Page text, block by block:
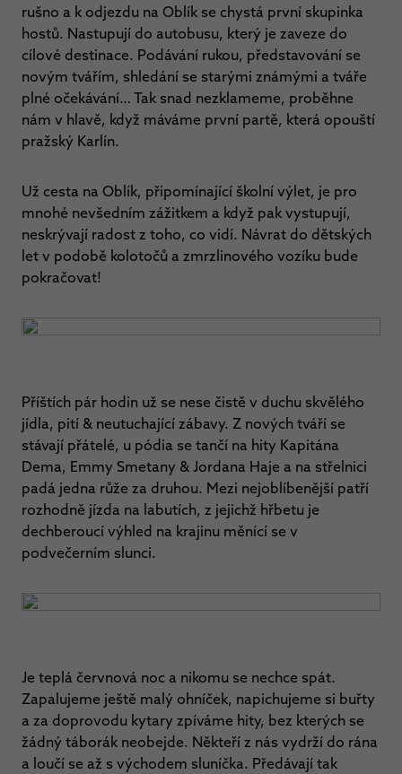
rušno a k odjezdu na Oblík se chystá první skupinka
hostů. Nastupují do autobusu, který je zaveze do
cílové destinace. Podávání rukou, představování se
novým tvářím, shledání se starými známými a tváře
plné očekávání… Tak snad nezklameme, proběhne
nám v hlavě, když máváme první partě, která opouští
pražský Karlín.
Už cesta na Oblík, připomínající školní výlet, je pro
mnohé nevšedním zážitkem a když pak vystupují,
neskrývají radost z toho, co vidí. Návrat do dětských
let v podobě kolotočů a zmrzlinového vozíku bude
pokračovat!
Příštích pár hodin už se nese čistě v duchu skvělého
jídla, pití & neutuchající zábavy. Z nových tváří se
stávají přátelé, u pódia se tančí na hity Kapitána
Dema, Emmy Smetany & Jordana Haje a na střelnici
padá jedna růže za druhou. Mezi nejoblíbenější patří
rozhodně jízda na labutích, z jejichž hřbetu je
dechberoucí výhled na krajinu měnící se v
podvečerním slunci.
Je teplá červnová noc a nikomu se nechce spát.
Zapalujeme ještě malý ohníček, napichujeme si buřty
a za doprovodu kytary zpíváme hity, bez kterých se
žádný táborák neobejde. Někteří z nás vydrží do rána
a loučí se až s východem sluníčka. Předávají tak